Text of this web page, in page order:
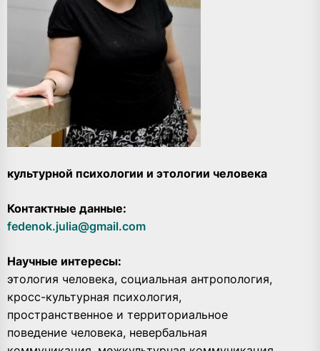
культурной психологии и этологии человека
Контактные данные:
fedenok.julia@gmail.com
Научные интересы:
этология человека, социальная антропология,
кросс-культурная психология,
пространственное и территориальное
поведение человека, невербальная